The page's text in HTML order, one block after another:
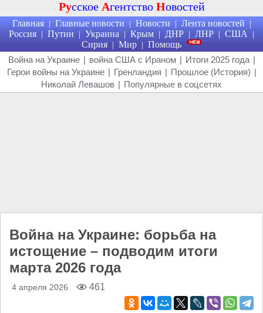
Русское Агентство Новостей
Главная | Главные новости | Новости | Лента новостей |
Россия | Путин | Украина | Крым | ДНР | ЛНР | США |
Сирия | Мир | Помощь
Война на Украине | война США с Ираном | Итоги 2025 года |
Герои войны на Украине | Гренландия | Прошлое (История) |
Николай Левашов | Популярные в соцсетях
Война на Украине: борьба на
истощение – подводим итоги
марта 2026 года
4 апреля 2026 461